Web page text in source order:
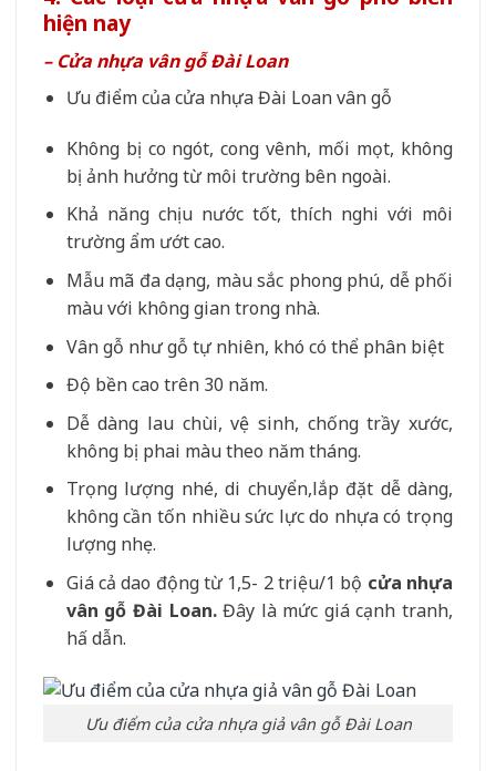
hiện nay
– Cửa nhựa vân gỗ Đài Loan
Ưu điểm của cửa nhựa Đài Loan vân gỗ
Không bị co ngót, cong vênh, mối mọt, không
bị ảnh hưởng từ môi trường bên ngoài.
Khả năng chịu nước tốt, thích nghi với môi
trường ẩm ướt cao.
Mẫu mã đa dạng, màu sắc phong phú, dễ phối
màu với không gian trong nhà.
Vân gỗ như gỗ tự nhiên, khó có thể phân biệt
Độ bền cao trên 30 năm.
Dễ dàng lau chùi, vệ sinh, chống trầy xước,
không bị phai màu theo năm tháng.
Trọng lượng nhé, di chuyển,lắp đặt dễ dàng,
không cần tốn nhiều sức lực do nhựa có trọng
lượng nhẹ.
Giá cả dao động từ 1,5- 2 triệu/1 bộ cửa nhựa
vân gỗ Đài Loan.Đây là mức giá cạnh tranh,
hấ dẫn.
Ưu điểm của cửa nhựa giả vân gỗ Đài Loan